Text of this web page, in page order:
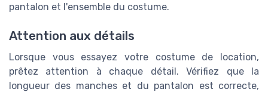
pantalon et l'ensemble du costume.
Attention aux détails
Lorsque vous essayez votre costume de location,
prêtez attention à chaque détail. Vérifiez que la
longueur des manches et du pantalon est correcte,